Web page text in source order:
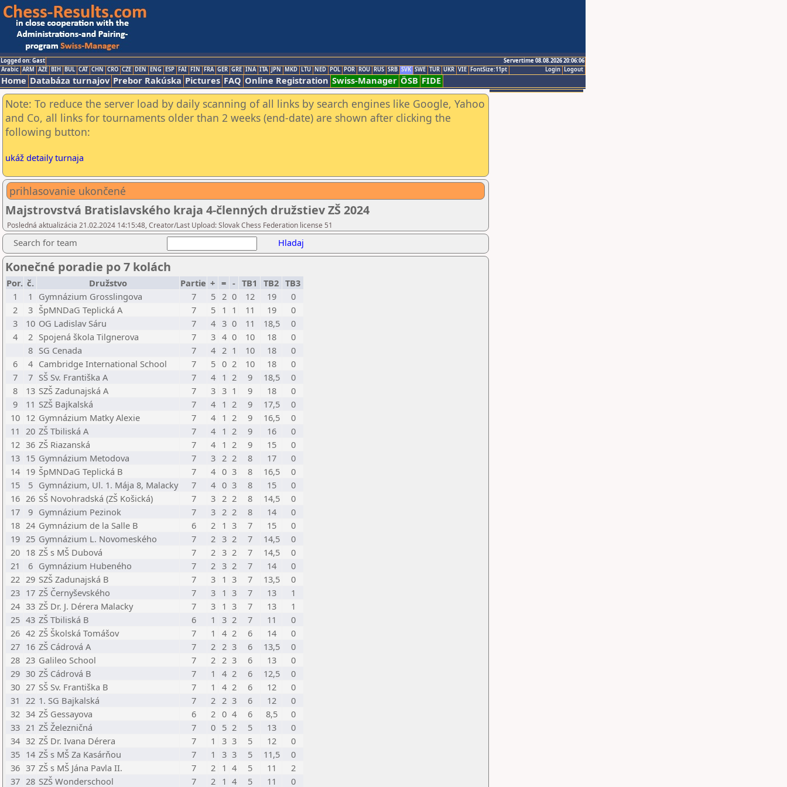
Logged on: Gast
Servertime 08.08.2026 20:06:06
Logout
Login
Arabic ARM AZE BIH BUL CAT CHN CRO CZE DEN ENG ESP FAI FIN FRA GER GRE INA ITA JPN MKD LTU NED POL POR ROU RUS SRB SVK SWE TUR UKR VIE FontSize:11pt
Home Databáza turnajov Prebor Rakúska Pictures FAQ Online Registration Swiss-Manager ÖSB FIDE
Note: To reduce the server load by daily scanning of all links by search engines like Google, Yahoo
and Co, all links for tournaments older than 2 weeks (end-date) are shown after clicking the
following button:
ukáž detaily turnaja
prihlasovanie ukončené
Majstrovstvá Bratislavského kraja 4-členných družstiev ZŠ 2024
Posledná aktualizácia 21.02.2024 14:15:48, Creator/Last Upload: Slovak Chess Federation license 51
Search for team Hladaj
Konečné poradie po 7 kolách
Por. č. Družstvo Partie + = - TB1 TB2 TB3
1
1 Gymnázium Grosslingova 7 5 2 0 12 19
0
2
3 ŠpMNDaG Teplická A 7 5 1 1 11 19
0
3
10 OG Ladislav Sáru 7 4 3 0 11 18,5
0
4
2 Spojená škola Tilgnerova 7 3 4 0 10 18
0
8 SG Cenada 7 4 2 1 10 18
0
6
4 Cambridge International School 7 5 0 2 10 18
0
7
7 SŠ Sv. Františka A 7 4 1 2 9 18,5
0
8
13 SZŠ Zadunajská A 7 3 3 1 9 18
0
9
11 SZŠ Bajkalská 7 4 1 2 9 17,5
0
10 12 Gymnázium Matky Alexie 7 4 1 2 9 16,5
0
11 20 ZŠ Tbiliská A 7 4 1 2 9 16
0
12 36 ZŠ Riazanská 7 4 1 2 9 15
0
13 15 Gymnázium Metodova 7 3 2 2 8 17
0
14 19 ŠpMNDaG Teplická B 7 4 0 3 8 16,5
0
15
5 Gymnázium, Ul. 1. Mája 8, Malacky 7 4 0 3 8 15
0
16 26 SŠ Novohradská (ZŠ Košická) 7 3 2 2 8 14,5
0
17
9 Gymnázium Pezinok 7 3 2 2 8 14
0
18 24 Gymnázium de la Salle B 6 2 1 3 7 15
0
19 25 Gymnázium L. Novomeského 7 2 3 2 7 14,5
0
20 18 ZŠ s MŠ Dubová 7 2 3 2 7 14,5
0
21
6 Gymnázium Hubeného 7 2 3 2 7 14
0
22 29 SZŠ Zadunajská B 7 3 1 3 7 13,5
0
23 17 ZŠ Černyševského 7 3 1 3 7 13
1
24 33 ZŠ Dr. J. Dérera Malacky 7 3 1 3 7 13
1
25 43 ZŠ Tbiliská B 6 1 3 2 7 11
0
26 42 ZŠ Školská Tomášov 7 1 4 2 6 14
0
27 16 ZŠ Cádrová A 7 2 2 3 6 13,5
0
28 23 Galileo School 7 2 2 3 6 13
0
29 30 ZŠ Cádrová B 7 1 4 2 6 12,5
0
30 27 SŠ Sv. Františka B 7 1 4 2 6 12
0
31 22 1. SG Bajkalská 7 2 2 3 6 12
0
32 34 ZŠ Gessayova 6 2 0 4 6 8,5
0
33 21 ZŠ Železničná 7 0 5 2 5 13
0
34 32 ZŠ Dr. Ivana Dérera 7 1 3 3 5 12
0
35 14 ZŠ s MŠ Za Kasárňou 7 1 3 3 5 11,5
0
36 37 ZŠ s MŠ Jána Pavla II. 7 2 1 4 5 11
2
37 28 SZŠ Wonderschool 7 2 1 4 5 11 0